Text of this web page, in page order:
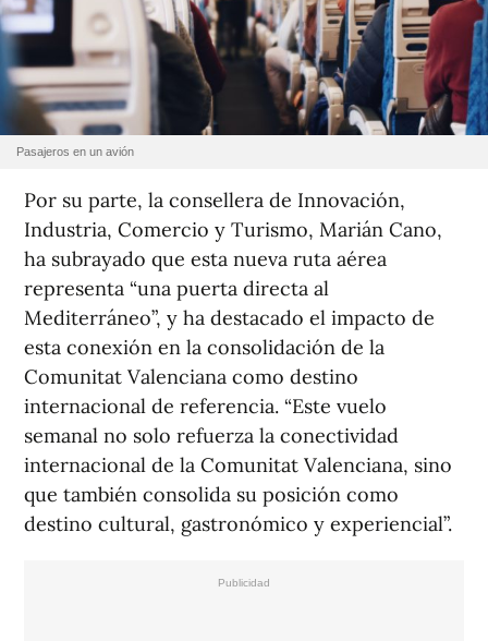
Pasajeros en un avión
Por su parte, la consellera de Innovación,
Industria, Comercio y Turismo, Marián Cano,
ha subrayado que esta nueva ruta aérea
representa “una puerta directa al
Mediterráneo”, y ha destacado el impacto de
esta conexión en la consolidación de la
Comunitat Valenciana como destino
internacional de referencia. “Este vuelo
semanal no solo refuerza la conectividad
internacional de la Comunitat Valenciana, sino
que también consolida su posición como
destino cultural, gastronómico y experiencial”.